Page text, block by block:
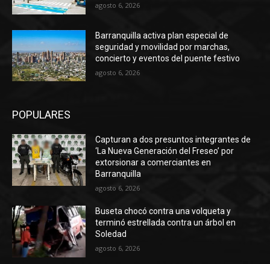
agosto 6, 2026
Barranquilla activa plan especial de
seguridad y movilidad por marchas,
concierto y eventos del puente festivo
agosto 6, 2026
POPULARES
Capturan a dos presuntos integrantes de
‘La Nueva Generación del Freseo’ por
extorsionar a comerciantes en
Barranquilla
agosto 6, 2026
Buseta chocó contra una volqueta y
terminó estrellada contra un árbol en
Soledad
agosto 6, 2026